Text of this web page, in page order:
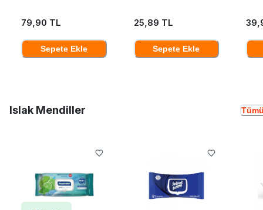
79,90 TL
Sepete Ekle
25,89 TL
Sepete Ekle
Islak Mendiller